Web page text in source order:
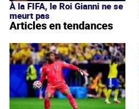
À la FIFA, le Roi Gianni ne se
meurt pas
Articles en tendances